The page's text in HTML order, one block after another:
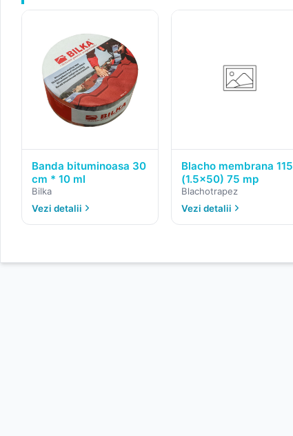
Banda bituminoasa 30
cm * 10 ml
Bilka
Vezi detalii
Blacho membrana 115
(1.5x50) 75 mp
Blachotrapez
Vezi detalii